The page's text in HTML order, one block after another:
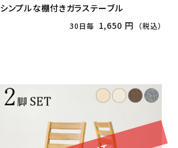
シンプルな棚付きガラステーブル
30日毎 1,650 円 （税込）